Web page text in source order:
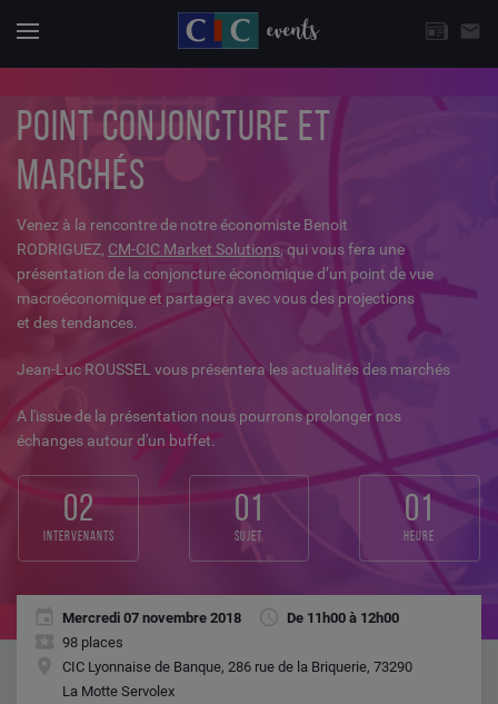
email
CHOISISSEZ UNE THÉMATIQUE
POINT CONJONCTURE ET
MARCHÉS
Venez à la rencontre de notre économiste Benoit
RODRIGUEZ, CM-CIC Market Solutions, qui vous fera une
présentation de la conjoncture économique d’un point de vue
macroéconomique et partagera avec vous des projections
et des tendances.
Jean-Luc ROUSSEL vous présentera les actualités des marchés
A l'issue de la présentation nous pourrons prolonger nos
échanges autour d'un buffet.
02
intervenants
01
sujet
01
heure
Mercredi 07 novembre 2018
De 11h00 à 12h00
98 places
CIC Lyonnaise de Banque, 286 rue de la Briquerie, 73290
La Motte Servolex